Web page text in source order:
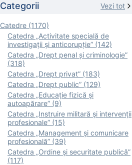
Categorii Vezi tot
Catedre (1170)
Catedra „Activitate specială de
investigaţii şi anticorupție” (142)
Catedra „Drept penal și criminologie”
(318)
Catedra „Drept privat” (183)
Catedra „Drept public” (129)
Catedra „Educație fizică şi
autoapărare” (9)
Catedra „Instruire militară şi intervenţii
profesionale” (15)
Catedra „Management și comunicare
profesională” (39)
Catedra „Ordine și securitate publică”
(117)